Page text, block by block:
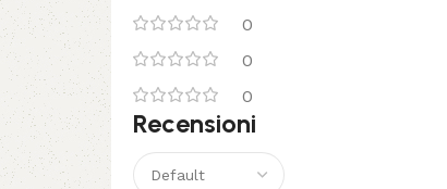
0
0
0
Recensioni